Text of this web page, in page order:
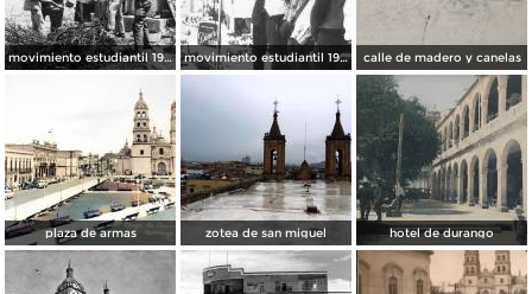
movimiento estudiantil 1966 movimiento estudiantil 1966 calle de madero y canelas
plaza de armas zotea de san miguel hotel de durango